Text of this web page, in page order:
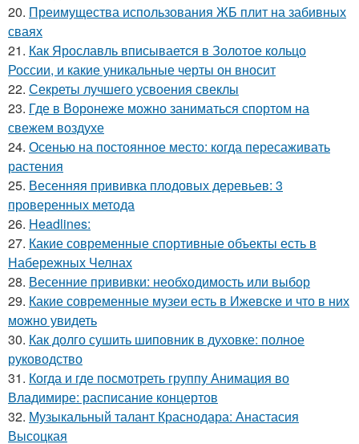
20. Преимущества использования ЖБ плит на забивных
сваях
21. Как Ярославль вписывается в Золотое кольцо
России, и какие уникальные черты он вносит
22. Секреты лучшего усвоения свеклы
23. Где в Воронеже можно заниматься спортом на
свежем воздухе
24. Осенью на постоянное место: когда пересаживать
растения
25. Весенняя прививка плодовых деревьев: 3
проверенных метода
26. Headlines:
27. Какие современные спортивные объекты есть в
Набережных Челнах
28. Весенние прививки: необходимость или выбор
29. Какие современные музеи есть в Ижевске и что в них
можно увидеть
30. Как долго сушить шиповник в духовке: полное
руководство
31. Когда и где посмотреть группу Анимация во
Владимире: расписание концертов
32. Музыкальный талант Краснодара: Анастасия
Высоцкая